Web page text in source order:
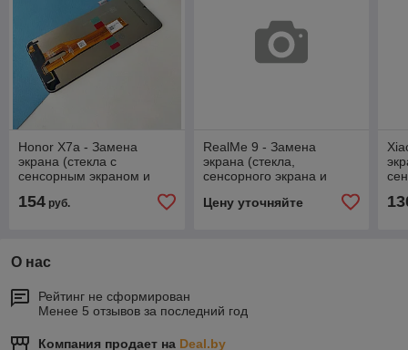
Honor X7a - Замена
экрана (стекла с
сенсорным экраном и
дисплеем), ориг. дисплей
154 руб.
RealMe 9 - Замена
экрана (стекла,
сенсорного экрана и
Цену уточняйте
О нас
Рейтинг не сформирован
Менее 5 отзывов за последний год
Компания продает на Deal.by